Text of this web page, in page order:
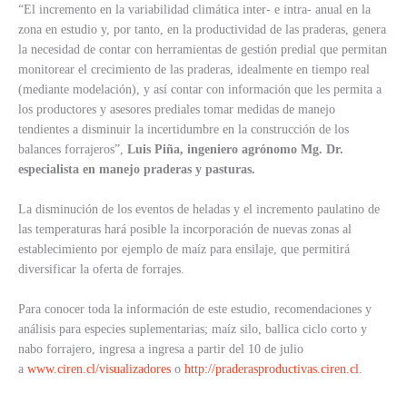
“El incremento en la variabilidad climática inter- e intra- anual en la
zona en estudio y, por tanto, en la productividad de las praderas, genera
la necesidad de contar con herramientas de gestión predial que permitan
monitorear el crecimiento de las praderas, idealmente en tiempo real
(mediante modelación), y así contar con información que les permita a
los productores y asesores prediales tomar medidas de manejo
tendientes a disminuir la incertidumbre en la construcción de los
balances forrajeros”, Luis Piña, ingeniero agrónomo Mg. Dr.
especialista en manejo praderas y pasturas.
La disminución de los eventos de heladas y el incremento paulatino de
las temperaturas hará posible la incorporación de nuevas zonas al
establecimiento por ejemplo de maíz para ensilaje, que permitirá
diversificar la oferta de forrajes.
Para conocer toda la información de este estudio, recomendaciones y
análisis para especies suplementarias; maíz silo, ballica ciclo corto y
nabo forrajero, ingresa a ingresa a partir del 10 de julio
a www.ciren.cl/visualizadores o http://praderasproductivas.ciren.cl